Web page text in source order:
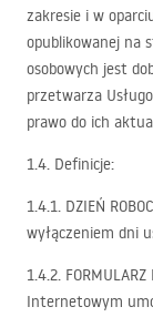
zakresie i w
opublikowanej na
osobowych jest
przetwarza
prawo do ich
1.4. Definicje:
1.4.1. DZIEŃ
wyłączeniem dni
1.4.2. FORMULARZ
Internetowym